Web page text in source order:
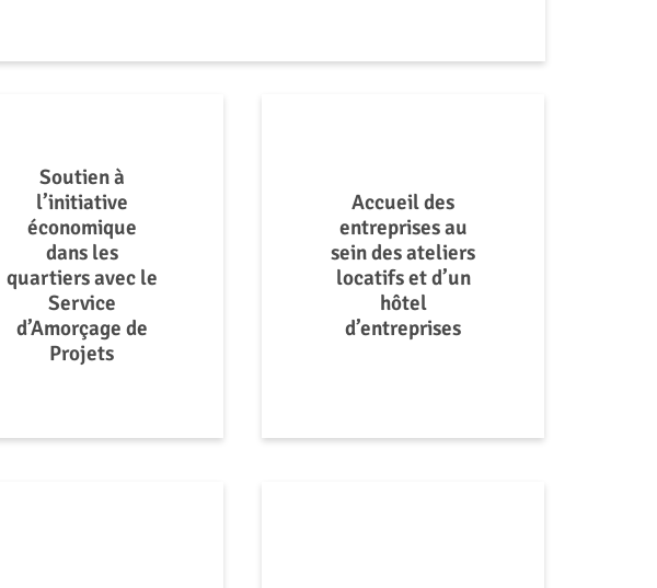
Soutien à
l’initiative
économique
dans les
quartiers avec le
Service
d’Amorçage de
Projets
Accueil des
entreprises au
sein des ateliers
locatifs et d’un
hôtel
d’entreprises